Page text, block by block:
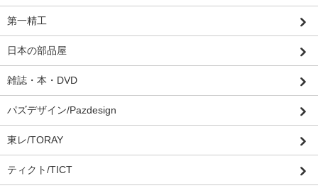
第一精工
日本の部品屋
雑誌・本・DVD
パズデザイン/Pazdesign
東レ/TORAY
ティクト/TICT